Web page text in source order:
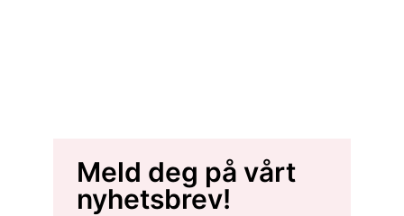
Meld deg på vårt
nyhetsbrev!